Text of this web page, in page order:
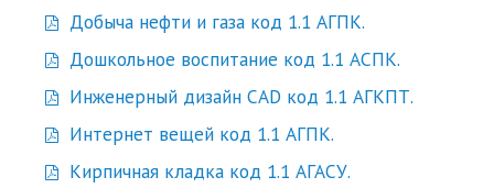
Добыча нефти и газа код 1.1 АГПК.
Дошкольное воспитание код 1.1 АСПК.
Инженерный дизайн CAD код 1.1 АГКПТ.
Интернет вещей код 1.1 АГПК.
Кирпичная кладка код 1.1 АГАСУ.